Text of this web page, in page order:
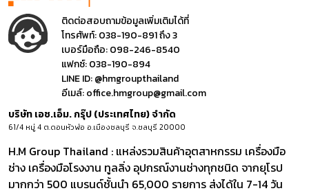
ติดต่อสอบถามข้อมูลเพิ่มเติมได้ที่
โทรศัพท์:038-190-891 ถึง 3
เบอร์มือถือ:098-246-8540
แฟกซ์:038-190-894
LINE ID:@hmgroupthailand
อีเมล์:office.hmgroup@gmail.com
บริษัท เอช.เอ็ม. กรุ๊ป (ประเทศไทย) จำกัด
61/4 หมู่ 4 ต.ดอนหัวฬ่อ อ.เมืองชลบุรี จ.ชลบุรี 20000
H.M Group Thailand : แหล่งรวมสินค้าอุตสาหกรรม เครื่องมือ
ช่าง เครื่องมือโรงงาน ทูลลิ่ง อุปกรณ์งานช่างทุกชนิด จากยุโรป
มากกว่า 500 แบรนด์ชั้นนำ 65,000 รายการ ส่งได้ใน 7-14 วัน